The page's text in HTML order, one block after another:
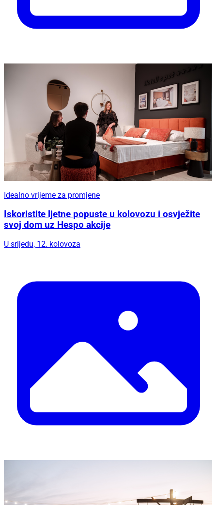
Idealno vrijeme za promjene
Iskoristite ljetne popuste u kolovozu i osvježite
svoj dom uz Hespo akcije
U srijedu, 12. kolovoza